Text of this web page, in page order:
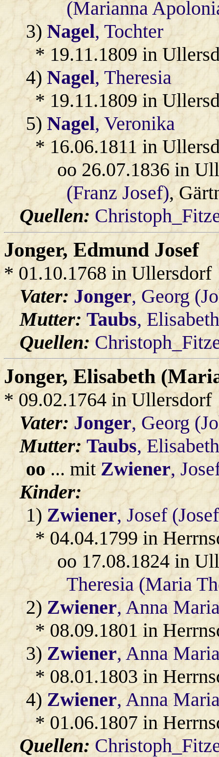
(Marianna
3)Nagel, Tochter
* 19.11.1809 in
4)Nagel, Theresia
* 19.11.1809 in
5)Nagel, Veronika
* 16.06.1811 in
oo 26.07.1836 in
(Franz Josef),
Quellen:
Jonger, Edmund Josef
* 01.10.1768 in Ullersdorf
Vater:Jonger, Georg
Mutter:Taubs, Elisabeth
Quellen:
Jonger, Elisabeth
* 09.02.1764 in Ullersdorf
Vater:Jonger, Georg
Mutter:Taubs, Elisabeth
oo... mitZwiener,
Kinder:
1)Zwiener, Josef
* 04.04.1799 in
oo 17.08.1824 in
Theresia (Maria
2) Zwiener, Anna
* 08.09.1801 in
3) Zwiener, Anna
* 08.01.1803 in
4)Zwiener, Anna
* 01.06.1807 in
Quellen: